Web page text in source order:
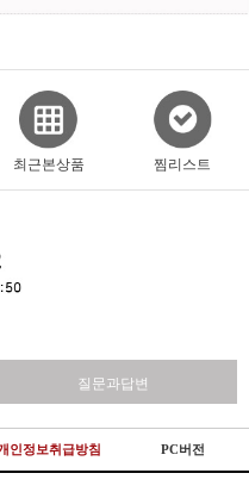
최근본상품 찜리스트
질문과답변
인정보취급방침 PC버전